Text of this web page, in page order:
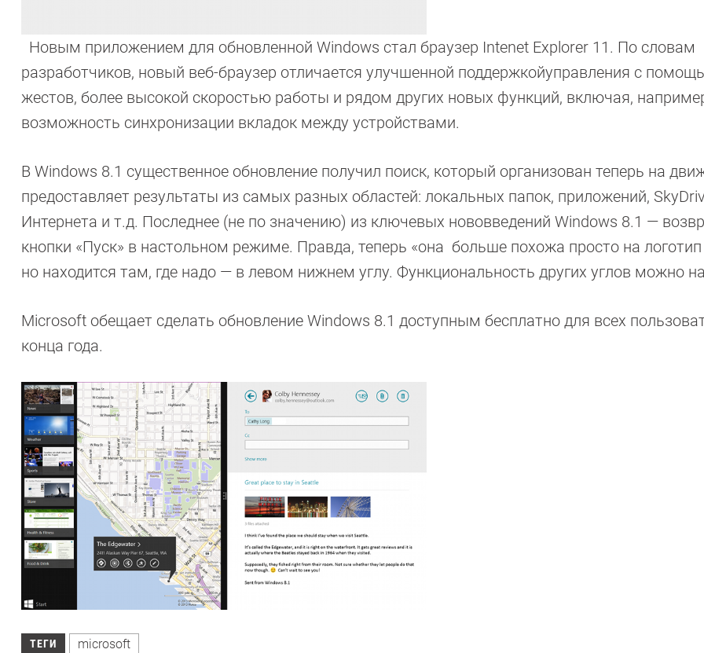
Новым приложением для обновленной Windows стал браузер Intenet Explorer 11. По словам
разработчиков, новый веб-браузер отличается улучшенной поддержкойуправления с
жестов, более высокой скоростью работы и рядом других новых функций, включая,
возможность синхронизации вкладок между устройствами.
В Windows 8.1 существенное обновление получил поиск, который организован теперь на
предоставляет результаты из самых разных областей: локальных папок, приложений,
Интернета и т.д. Последнее (не по значению) из ключевых нововведений Windows 8.1 —
кнопки «Пуск» в настольном режиме. Правда, теперь «она больше похожа просто на
но находится там, где надо — в левом нижнем углу. Функциональность других углов можно
Microsoft обещает сделать обновление Windows 8.1 доступным бесплатно для всех
конца года.
ТЕГИ microsoft